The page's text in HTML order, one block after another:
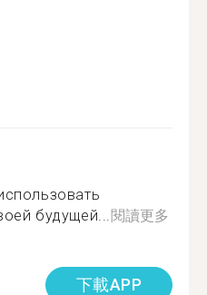
будущей...閱讀更多
下載APP